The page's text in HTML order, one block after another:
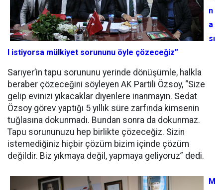
n
a
sı
l istiyorsa mülkiyet sorununu öyle çözeceğiz”
Sarıyer’in tapu sorununu yerinde dönüşümle, halkla
beraber çözeceğini söyleyen AK Partili Özsoy, “Size
gelip evinizi yıkacaklar diyenlere inanmayın. Sedat
Özsoy görev yaptığı 5 yıllık süre zarfında kimsenin
tuğlasına dokunmadı. Bundan sonra da dokunmaz.
Tapu sorununuzu hep birlikte çözeceğiz. Sizin
istemediğiniz hiçbir çözüm bizim içinde çözüm
değildir. Biz yıkmaya değil, yapmaya geliyoruz” dedi.
M